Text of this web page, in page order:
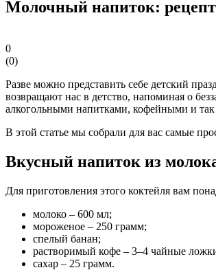
Молочный напиток:
0
(0)
Разве можно представить себе детский
возвращают нас в детство, напоминая о
алкогольными напитками, кофейными и так
В этой статье мы собрали для вас самые
Вкусный напиток из
Для приготовления этого коктейля вам
молоко – 600 мл;
мороженое – 250 грамм;
спелый банан;
растворимый кофе – 3–4 чайные
сахар – 25 грамм.